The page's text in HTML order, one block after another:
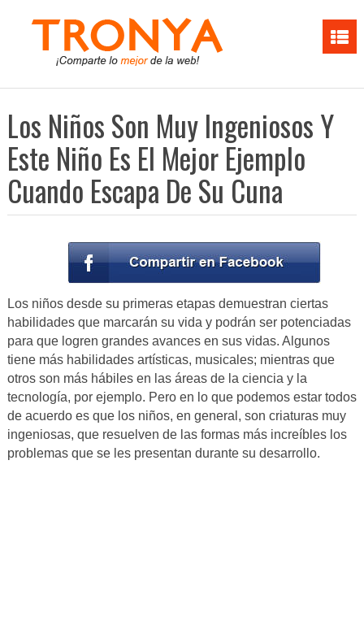
Los Niños Son Muy Ingeniosos Y
Este Niño Es El Mejor Ejemplo
Cuando Escapa De Su Cuna
Los niños desde su primeras etapas demuestran ciertas
habilidades que marcarán su vida y podrán ser potenciadas
para que logren grandes avances en sus vidas. Algunos
tiene más habilidades artísticas, musicales; mientras que
otros son más hábiles en las áreas de la ciencia y la
tecnología, por ejemplo. Pero en lo que podemos estar todos
de acuerdo es que los niños, en general, son criaturas muy
ingeniosas, que resuelven de las formas más increíbles los
problemas que se les presentan durante su desarrollo.